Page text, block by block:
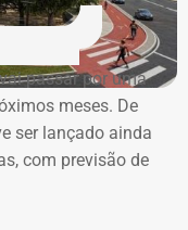
criam outra
Cavalcanti tem
do Rio de Janeiro
do que
Borba filosofa
o transeunte
passar por uma
meses. De
ser lançado ainda
com previsão de